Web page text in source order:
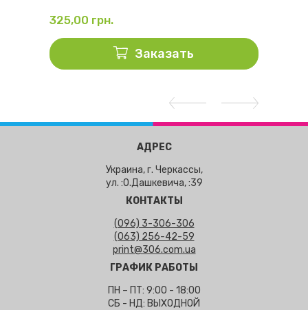
325,00 грн.
Заказать
АДРЕС
Украина, г. Черкассы,
ул. :О.Дашкевича, :39
КОНТАКТЫ
(096) 3-306-306
(063) 256-42-59
print@306.com.ua
ГРАФИК РАБОТЫ
ПН – ПТ: 9:00 - 18:00
СБ - НД: ВЫХОДНОЙ